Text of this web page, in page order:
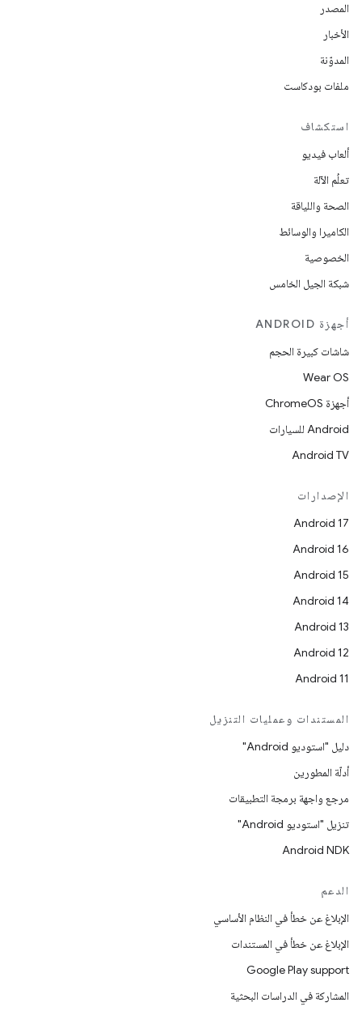
المصدر
الأخبار
المدوّنة
ملفات بودكاست
استكشاف
ألعاب فيديو
تعلُم الآلة
الصحة واللياقة
الكاميرا والوسائط
الخصوصية
شبكة الجيل الخامس
أجهزة ANDROID
شاشات كبيرة الحجم
Wear OS
أجهزة ChromeOS
Android للسيارات
Android TV
الإصدارات
Android 17
Android 16
Android 15
Android 14
Android 13
Android 12
Android 11
المستندات وعمليات التنزيل
دليل "استوديو Android"
أدلّة المطورين
مرجع واجهة برمجة التطبيقات
تنزيل "استوديو Android"
Android NDK
الدعم
الإبلاغ عن خطأ في النظام الأساسي
الإبلاغ عن خطأ في المستندات
Google Play support
المشاركة في الدراسات البحثية